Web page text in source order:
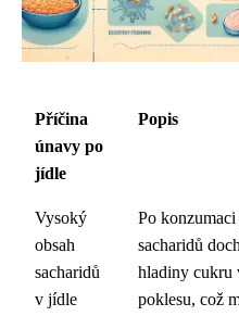
Příčina
únavy po
jídle
Popis
Vysoký
obsah
sacharidů
v jídle
Po
sacharidů
hladiny cukru
poklesu, což